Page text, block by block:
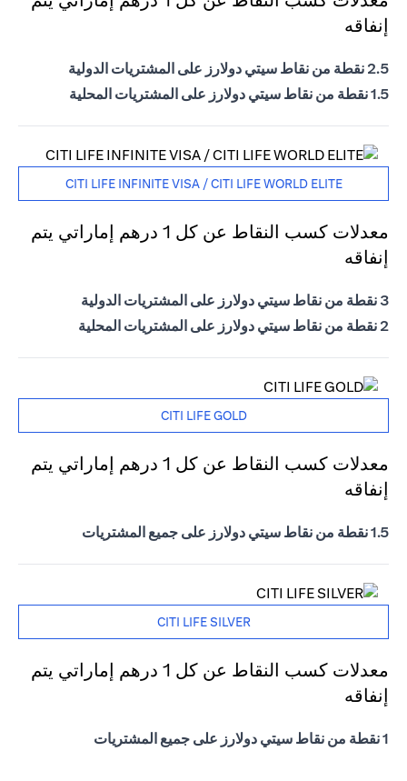
إنفاقه
2.5 نقطة من نقاط سيتي دولارز على المشتريات الدولية
1.5 نقطة من نقاط سيتي دولارز على المشتريات المحلية
CITI LIFE INFINITE VISA / CITI LIFE WORLD ELITE
معدلات كسب النقاط عن كل 1 درهم إماراتي يتم
إنفاقه
3 نقطة من نقاط سيتي دولارز على المشتريات الدولية
2 نقطة من نقاط سيتي دولارز على المشتريات المحلية
CITI LIFE GOLD
معدلات كسب النقاط عن كل 1 درهم إماراتي يتم
إنفاقه
1.5 نقطة من نقاط سيتي دولارز على جميع المشتريات
CITI LIFE SILVER
معدلات كسب النقاط عن كل 1 درهم إماراتي يتم
إنفاقه
1 نقطة من نقاط سيتي دولارز على جميع المشتريات